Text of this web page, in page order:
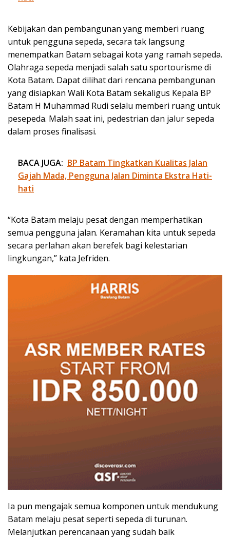
Kebijakan dan pembangunan yang memberi ruang
untuk pengguna sepeda, secara tak langsung
menempatkan Batam sebagai kota yang ramah sepeda.
Olahraga sepeda menjadi salah satu sportourisme di
Kota Batam. Dapat dilihat dari rencana pembangunan
yang disiapkan Wali Kota Batam sekaligus Kepala BP
Batam H Muhammad Rudi selalu memberi ruang untuk
pesepeda. Malah saat ini, pedestrian dan jalur sepeda
dalam proses finalisasi.
BACA JUGA: BP Batam Tingkatkan Kualitas Jalan
Gajah Mada, Pengguna Jalan Diminta Ekstra Hati-
hati
“Kota Batam melaju pesat dengan memperhatikan
semua pengguna jalan. Keramahan kita untuk sepeda
secara perlahan akan berefek bagi kelestarian
lingkungan,” kata Jefriden.
Ia pun mengajak semua komponen untuk mendukung
Batam melaju pesat seperti sepeda di turunan.
Melanjutkan perencanaan yang sudah baik